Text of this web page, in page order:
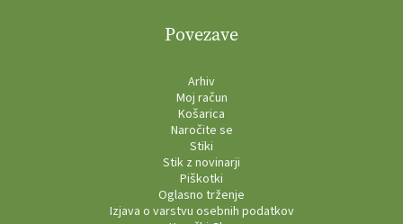
Povezave
Arhiv
Moj račun
Košarica
Naročite se
Stiki
Stik z novinarji
Piškotki
Oglasno trženje
Izjava o varstvu osebnih podatkov